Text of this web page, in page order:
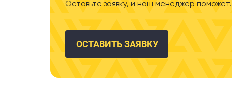
Оставьте заявку, и наш менеджер поможет.
ОСТАВИТЬ ЗАЯВКУ